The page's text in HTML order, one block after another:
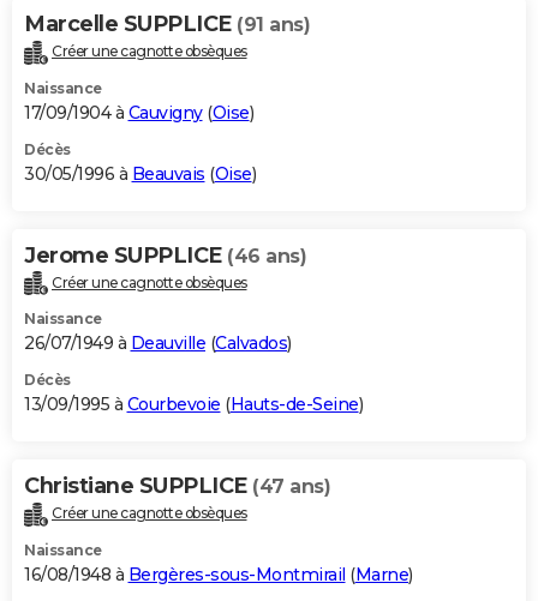
Marcelle SUPPLICE (91 ans)
Créer une cagnotte obsèques
Naissance
17/09/1904 à Cauvigny(Oise)
Décès
30/05/1996 à Beauvais (Oise)
Jerome SUPPLICE (46 ans)
Créer une cagnotte obsèques
Naissance
26/07/1949 à Deauville (Calvados)
Décès
13/09/1995 à Courbevoie (Hauts-de-Seine)
Christiane SUPPLICE (47 ans)
Créer une cagnotte obsèques
Naissance
16/08/1948 à Bergères-sous-Montmirail (Marne)